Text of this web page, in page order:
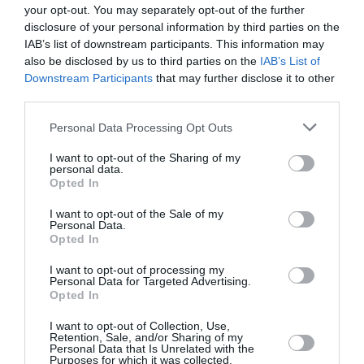
your opt-out. You may separately opt-out of the further
disclosure of your personal information by third parties on the
IAB’s list of downstream participants. This information may
also be disclosed by us to third parties on the IAB’s List of
Downstream Participants that may further disclose it to other
Personal Data Processing Opt Outs
I want to opt-out of the Sharing of my
personal data.
Opted In
I want to opt-out of the Sale of my
Personal Data.
Opted In
I want to opt-out of processing my
Personal Data for Targeted Advertising.
Opted In
I want to opt-out of Collection, Use,
Retention, Sale, and/or Sharing of my
Personal Data that Is Unrelated with the
Purposes for which it was collected.
NOUS SOUTENIR
19 h 23 sans escale : le Boeing 777F de National
Airlines relie l’Écosse à l’Australie
Sauf si…a commenté l'article :